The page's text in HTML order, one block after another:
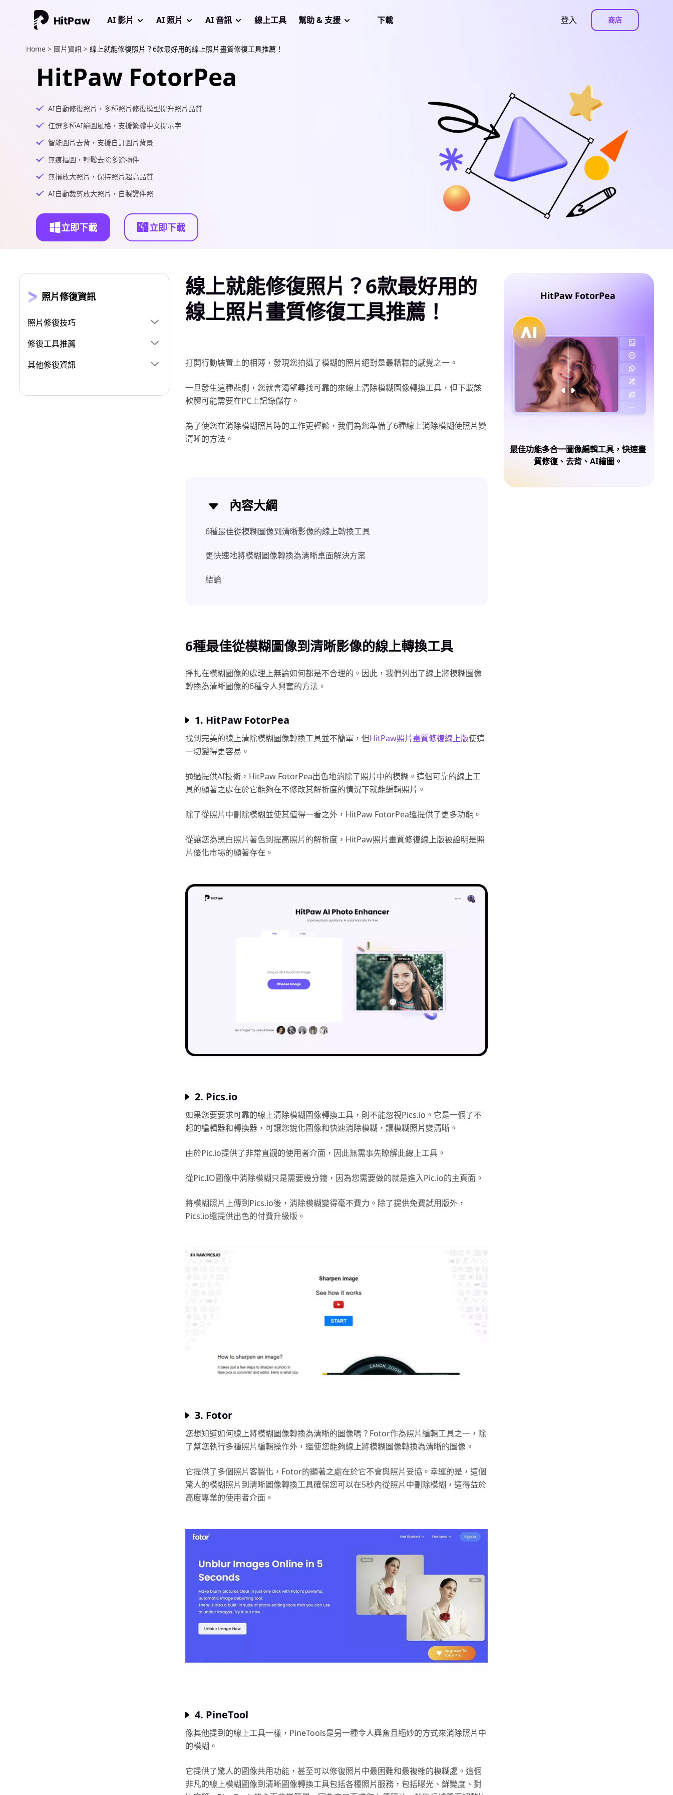
登入 商店
AI 影片 AI 照片 AI 音訊 線上工具 幫助 & 支援 下載
Home > 圖片資訊 > 線上就能修復照片？6款最好用的線上照片畫質修復工具推薦！
HitPaw FotorPea
AI自動修復照片，多種照片修復模型提升照片品質
任選多種AI繪圖風格，支援繁體中文提示字
智能圖片去背，支援自訂圖片背景
無痕摳圖，輕鬆去除多餘物件
無損放大照片，保持照片超高品質
AI自動裁剪放大照片，自製證件照
立即下載 立即下載
照片修復資訊
照片修復技巧
修復工具推薦
其他修復資訊
線上就能修復照片？6款最好用的
線上照片畫質修復工具推薦！
打開行動裝置上的相簿，發現您拍攝了模糊的照片絕對是最糟糕的感覺之一。
一旦發生這種悲劇，您就會渴望尋找可靠的來線上清除模糊圖像轉換工具，但下載該
軟體可能需要在PC上記錄儲存。
為了使您在消除模糊照片時的工作更輕鬆，我們為您準備了6種線上消除模糊使照片變
清晰的方法。
內容大綱
6種最佳從模糊圖像到清晰影像的線上轉換工具
更快速地將模糊圖像轉換為清晰桌面解決方案
結論
6種最佳從模糊圖像到清晰影像的線上轉換工具
掙扎在模糊圖像的處理上無論如何都是不合理的。因此，我們列出了線上將模糊圖像
轉換為清晰圖像的6種令人興奮的方法。
1. HitPaw FotorPea
找到完美的線上清除模糊圖像轉換工具並不簡單，但HitPaw照片畫質修復線上版使這
一切變得更容易。
通過提供AI技術，HitPaw FotorPea出色地消除了照片中的模糊。這個可靠的線上工
具的顯著之處在於它能夠在不修改其解析度的情況下就能編輯照片。
除了從照片中刪除模糊並使其值得一看之外，HitPaw FotorPea還提供了更多功能。
從讓您為黑白照片著色到提高照片的解析度，HitPaw照片畫質修復線上版被證明是照
片優化市場的顯著存在。
2. Pics.io
如果您要要求可靠的線上清除模糊圖像轉換工具，則不能忽視Pics.io。它是一個了不
起的編輯器和轉換器，可讓您銳化圖像和快速消除模糊，讓模糊照片變清晰。
由於Pic.io提供了非常直觀的使用者介面，因此無需事先瞭解此線上工具。
從Pic.IO圖像中消除模糊只是需要幾分鐘，因為您需要做的就是進入Pic.io的主頁面。
將模糊照片上傳到Pics.io後，消除模糊變得毫不費力。除了提供免費試用版外，
Pics.io還提供出色的付費升級版。
3. Fotor
您想知道如何線上將模糊圖像轉換為清晰的圖像嗎？Fotor作為照片編輯工具之一，除
了幫您執行多種照片編輯操作外，還使您能夠線上將模糊圖像轉換為清晰的圖像。
它提供了多個照片客製化，Fotor的顯著之處在於它不會與照片妥協。幸運的是，這個
驚人的模糊照片到清晰圖像轉換工具確保您可以在5秒內從照片中刪除模糊，這得益於
高度專業的使用者介面。
4. PineTool
像其他提到的線上工具一樣，PineTools是另一種令人興奮且絕妙的方式來消除照片中
的模糊。
它提供了驚人的圖像共用功能，甚至可以修復照片中最困難和最複雜的模糊處。這個
非凡的線上模糊圖像到清晰圖像轉換工具包括各種照片服務，包括曝光、鮮豔度、對
HitPaw FotorPea
最佳功能多合一圖像編輯工具，快速畫
質修復、去背、AI繪圖。